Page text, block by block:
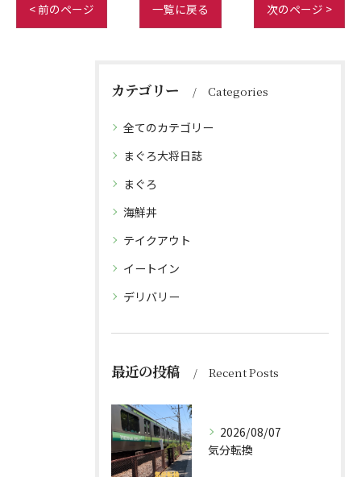
< 前のページ 一覧に戻る 次のページ >
カテゴリー Categories
全てのカテゴリー
まぐろ大将日誌
まぐろ
海鮮丼
テイクアウト
イートイン
デリバリー
最近の投稿 Recent Posts
2026/08/07
気分転換